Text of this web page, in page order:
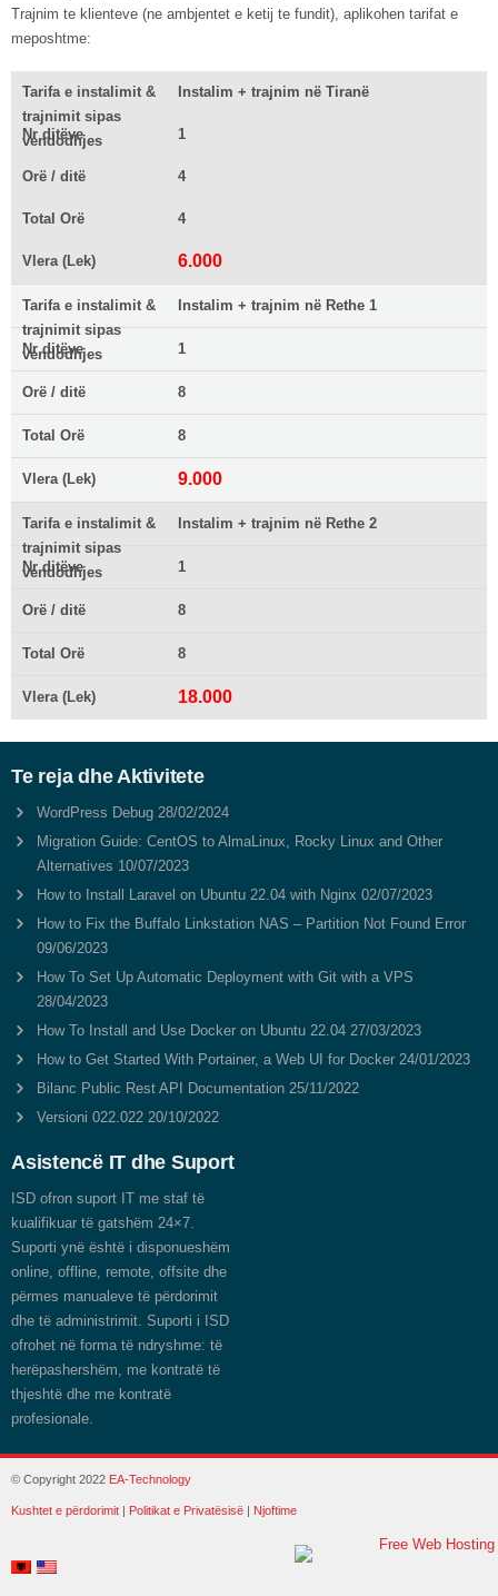
Trajnim te klienteve (ne ambjentet e ketij te fundit), aplikohen tarifat e
meposhtme:
Tarifa e instalimit &
trajnimit sipas
vendodhjes
Instalim + trajnim në Tiranë
Nr ditëve 1
Orë / ditë 4
Total Orë 4
Vlera (Lek) 6.000
Tarifa e instalimit &
trajnimit sipas
vendodhjes
Instalim + trajnim në Rethe 1
Nr ditëve 1
Orë / ditë 8
Total Orë 8
Vlera (Lek) 9.000
Tarifa e instalimit &
trajnimit sipas
vendodhjes
Instalim + trajnim në Rethe 2
Nr ditëve 1
Orë / ditë 8
Total Orë 8
Vlera (Lek) 18.000
Te reja dhe Aktivitete
WordPress Debug 28/02/2024
Migration Guide: CentOS to AlmaLinux, Rocky Linux and Other
Alternatives 10/07/2023
How to Install Laravel on Ubuntu 22.04 with Nginx 02/07/2023
How to Fix the Buffalo Linkstation NAS – Partition Not Found Error
09/06/2023
How To Set Up Automatic Deployment with Git with a VPS
28/04/2023
How To Install and Use Docker on Ubuntu 22.04 27/03/2023
How to Get Started With Portainer, a Web UI for Docker 24/01/2023
Bilanc Public Rest API Documentation 25/11/2022
Versioni 022.022 20/10/2022
Asistencë IT dhe Suport
ISD ofron suport IT me staf të
kualifikuar të gatshëm 24×7.
Suporti ynë është i disponueshëm
online, offline, remote, offsite dhe
përmes manualeve të përdorimit
dhe të administrimit. Suporti i ISD
ofrohet në forma të ndryshme: të
herëpashershëm, me kontratë të
thjeshtë dhe me kontratë
profesionale.
© Copyright 2022 EA-Technology
Kushtet e përdorimit | Politikat e Privatësisë | Njoftime